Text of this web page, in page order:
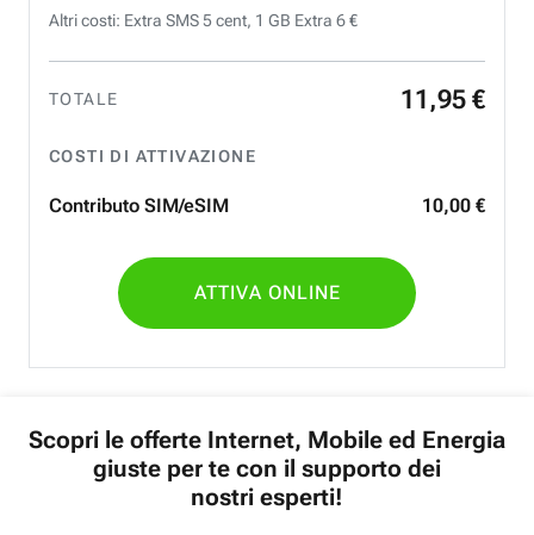
Altri costi: Extra SMS 5 cent, 1 GB Extra 6 €
TOTALE 11 ,95 €
COSTI DI ATTIVAZIONE
Contributo SIM/eSIM 10,00 €
ATTIVA ONLINE
Scopri le offerte Internet, Mobile ed Energia
giuste per te con il supporto dei
nostri esperti!